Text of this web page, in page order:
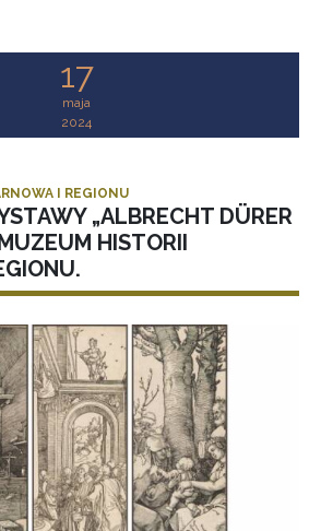
17
maja
2024
I REGIONU
„ALBRECHT DÜRER
HISTORII